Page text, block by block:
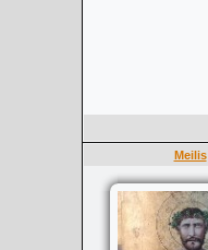
Meilis